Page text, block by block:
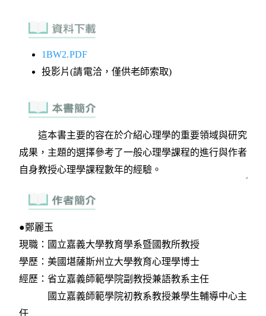
1BW2.PDF
投影片(請電洽，僅供老師索取)